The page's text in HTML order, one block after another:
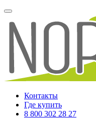
Контакты
Где купить
8 800 302 28 27